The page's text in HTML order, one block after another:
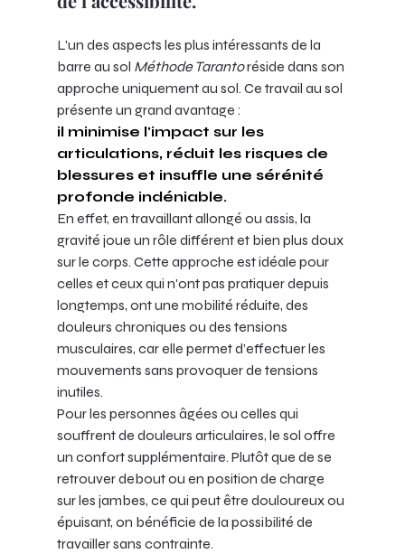
L'un des aspects les plus intéressants de la
barre au sol Méthode Taranto réside dans son
approche uniquement au sol. Ce travail au sol
présente un grand avantage :
il minimise l'impact sur les
articulations, réduit les risques de
blessures et insuffle une sérénité
profonde indéniable.
En effet, en travaillant allongé ou assis, la
gravité joue un rôle différent et bien plus doux
sur le corps. Cette approche est idéale pour
celles et ceux qui n'ont pas pratiquer depuis
longtemps, ont une mobilité réduite, des
douleurs chroniques ou des tensions
musculaires, car elle permet d’effectuer les
mouvements sans provoquer de tensions
inutiles.
Pour les personnes âgées ou celles qui
souffrent de douleurs articulaires, le sol offre
un confort supplémentaire. Plutôt que de se
retrouver debout ou en position de charge
sur les jambes, ce qui peut être douloureux ou
épuisant, on bénéficie de la possibilité de
travailler sans contrainte.